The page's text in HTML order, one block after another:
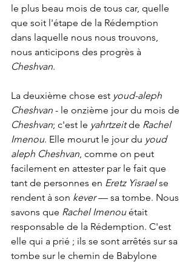
le plus beau mois de tous car, quelle
que soit l'étape de la Rédemption
dans laquelle nous nous trouvons,
nous anticipons des progrès à
Cheshvan.
La deuxième chose est youd-aleph
Cheshvan - le onzième jour du mois de
Cheshvan; c'est le yahrtzeit de Rachel
Imenou. Elle mourut le jour du youd
aleph Cheshvan , comme on peut
facilement en attester par le fait que
tant de personnes en Eretz Yisrael se
rendent à son kever — sa tombe. Nous
savons que Rachel Imenou était
responsable de la Rédemption. C'est
elle qui a prié ; ils se sont arrêtés sur sa
tombe sur le chemin de Babylone